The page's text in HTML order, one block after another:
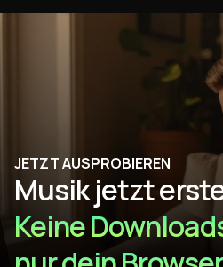
JETZT AUSPROBIEREN
Musik jetzt
Keine